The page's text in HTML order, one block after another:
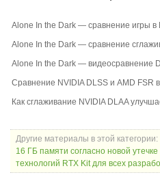
Alone In the Dark — сравнение игры в
Alone In the Dark — сравнение
Alone In the Dark — видеосравнение
Сравнение NVIDIA DLSS и AMD FSR
Как сглаживание NVIDIA DLAA
Другие материалы в этой категории:
16 ГБ памяти согласно новой утечке
технологий RTX Kit для всех